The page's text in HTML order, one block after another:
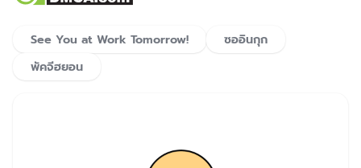
See You at Work Tomorrow!
ซออินกุก
พัคจีฮยอน